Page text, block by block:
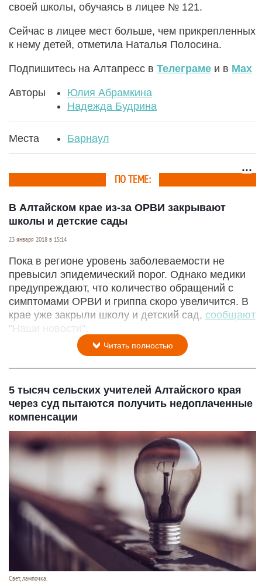
своей школы, обучаясь в лицее № 121.
Сейчас в лицее мест больше, чем прикрепленных
к нему детей, отметила Наталья Полосина.
Подпишитесь на Алтапресс в Телеграме и в Max
Авторы
Юлия Абрамкина
Надежда Будрина
Места Барнаул
ПО ТЕМЕ:
В Алтайском крае из-за ОРВИ закрывают
школы и детские сады
23 января 2018 в 15:14
Пока в регионе уровень заболеваемости не
превысил эпидемический порог. Однако медики
предупреждают, что количество обращений с
симптомами ОРВИ и гриппа скоро увеличится. В
крае уже закрыли школу и детский сад, сообщают
"Наши новости".
Читать полностью
5 тысяч сельских учителей Алтайского края
через суд пытаются получить недоплаченные
компенсации
Свет, лампочка.